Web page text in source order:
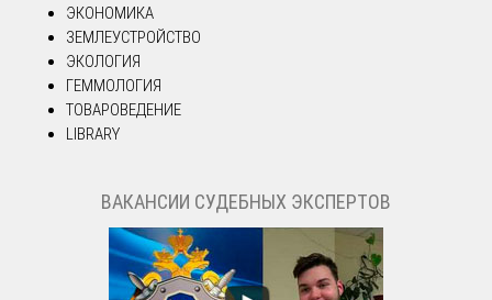
ЭКОНОМИКА
ЗЕМЛЕУСТРОЙСТВО
ЭКОЛОГИЯ
ГЕММОЛОГИЯ
ТОВАРОВЕДЕНИЕ
LIBRARY
ВАКАНСИИ СУДЕБНЫХ ЭКСПЕРТОВ